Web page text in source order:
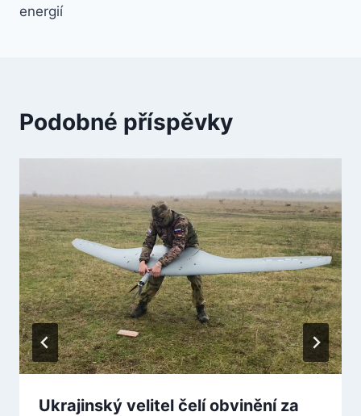
energií
Podobné příspěvky
Ukrajinský velitel čelí obvinění za